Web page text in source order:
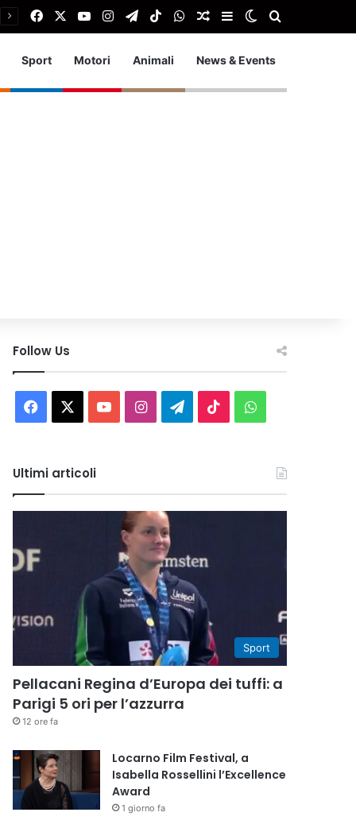
FacebookYou TubeInstagram
TelegramTikTokWhatsApp
Articolo Random
Barra laterale
Cambia aspetto
Sport Motori Animali News & Events
Follow Us
Facebook You InstagramTelegram
TikTokWhatsApp
Ultimi articoli
Sport
Pellacani Regina d’Europa dei tuffi: a
Parigi 5 ori per l’azzurra
12 ore fa
Locarno Film Festival, a
Isabella Rossellini l’Excellence
Award
1 giorno fa